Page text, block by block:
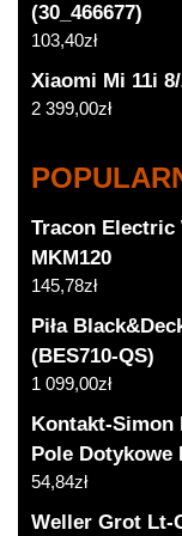
(30_466677)
103,40zł
Xiaomi Mi 11i
2 399,00zł
Tracon Electric
MKM120
145,78zł
Piła
(BES710-QS)
1 099,00zł
Kontakt-Simon
Pole Dotykowe
54,84zł
Weller Grot Lt-